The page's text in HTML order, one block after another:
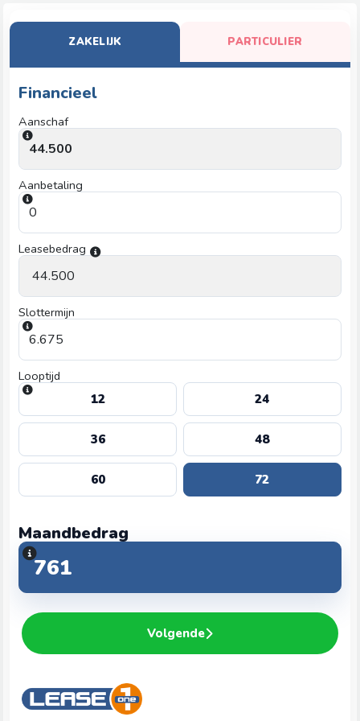
ZAKELIJK PARTICULIER
Financieel
Aanschaf
Aanbetaling
Leasebedrag
Slottermijn
Looptijd
12
24
36 48
60 72
Maandbedrag
Volgende